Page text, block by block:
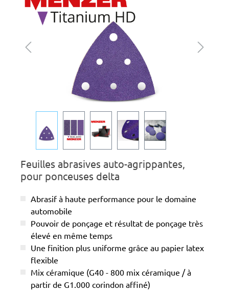
Feuilles abrasives auto-agrippantes,
pour ponceuses delta
Abrasif à haute performance pour le domaine
automobile
Pouvoir de ponçage et résultat de ponçage très
élevé en même temps
Une finition plus uniforme grâce au papier latex
flexible
Mix céramique (G40 - 800 mix céramique / à
partir de G1.000 corindon affiné)